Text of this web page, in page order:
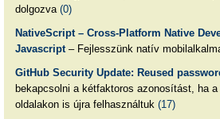
dolgozva (0)
NativeScript – Cross-Platform Native
Javascript– Fejlesszünk natív
GitHub Security Update: Reused
bekapcsolni a kétfaktoros azonosítást, ha
oldalakon is újra felhasználtuk (17)